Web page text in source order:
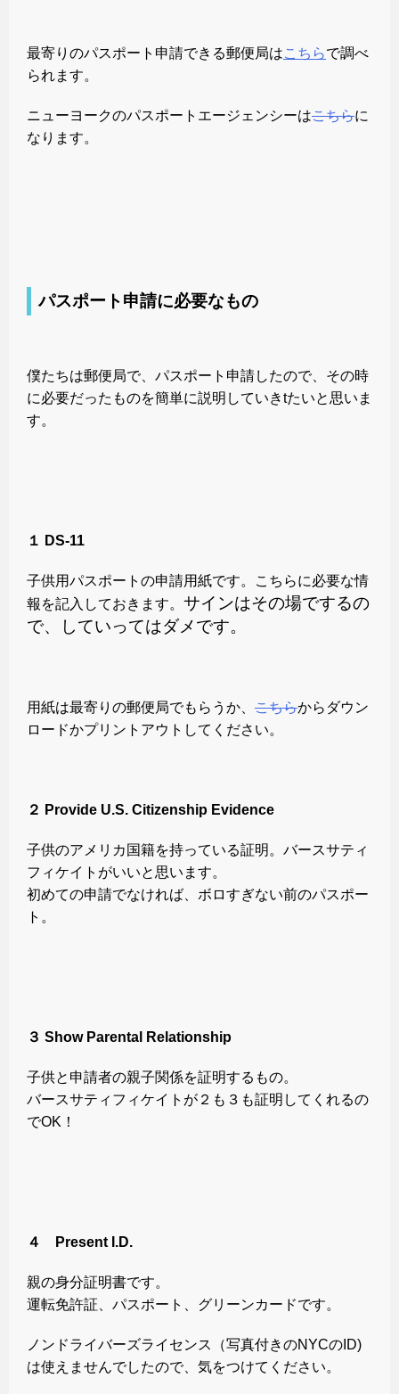
最寄りのパスポート申請できる郵便局はこちらで調べ
られます。
ニューヨークのパスポートエージェンシーはこちらに
なります。
パスポート申請に必要なもの
僕たちは郵便局で、パスポート申請したので、その時
に必要だったものを簡単に説明していきtたいと思いま
す。
１ DS-11
子供用パスポートの申請用紙です。こちらに必要な情
報を記入しておきます。 サインはその場でするの
で、していってはダメです。
用紙は最寄りの郵便局でもらうか、 こちらからダウン
ロードかプリントアウトしてください。
２ Provide U.S. Citizenship Evidence
子供のアメリカ国籍を持っている証明。バースサティ
フィケイトがいいと思います。
初めての申請でなければ、ボロすぎない前のパスポー
ト。
３ Show Parental Relationship
子供と申請者の親子関係を証明するもの。
バースサティフィケイトが２も３も証明してくれるの
でOK！
４ Present I.D.
親の身分証明書です。
運転免許証、パスポート、グリーンカードです。
ノンドライバーズライセンス（写真付きのNYCのID)
は使えませんでしたので、気をつけてください。